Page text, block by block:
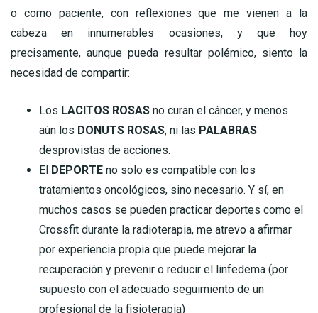
o como paciente, con reflexiones que me vienen a la
cabeza en innumerables ocasiones, y que hoy
precisamente, aunque pueda resultar polémico, siento la
necesidad de compartir:
Los LACITOS ROSAS no curan el cáncer, y menos
aún los DONUTS ROSAS, ni las PALABRAS
desprovistas de acciones.
El DEPORTE no solo es compatible con los
tratamientos oncológicos, sino necesario. Y sí, en
muchos casos se pueden practicar deportes como el
Crossfit durante la radioterapia, me atrevo a afirmar
por experiencia propia que puede mejorar la
recuperación y prevenir o reducir el linfedema (por
supuesto con el adecuado seguimiento de un
profesional de la fisioterapia)